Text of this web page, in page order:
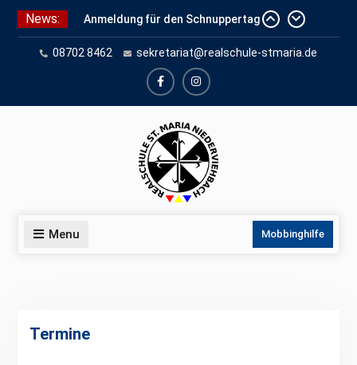
Skip
content
News:
Anmeldung für den Schnuppertag
und Anmeldeunterlagen
Schuleinschreibung 2026
Schnuppertag 2026
08702 8462 sekretariat@realschule-stmaria.de
facebookinstagram
Menu Mobbinghilfe
Termine